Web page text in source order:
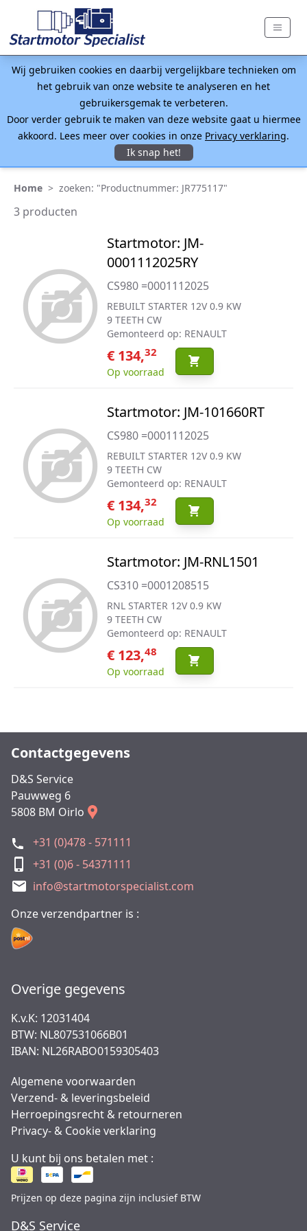
Wij gebruiken cookies en daarbij vergelijkbare technieken om
het gebruik van onze website te analyseren en het
gebruikersgemak te verbeteren.
Door verder gebruik te maken van deze website gaat u hiermee
akkoord. Lees meer over cookies in onze Privacy verklaring.
Ik snap het!
Home > zoeken: "Productnummer: JR775117"
3 producten
Startmotor: JM-
0001112025RY
CS980 =0001112025
REBUILT STARTER 12V 0.9 KW
9 TEETH CW
Gemonteerd op: RENAULT
€ 134,32
Op voorraad
Startmotor: JM-101660RT
CS980 =0001112025
REBUILT STARTER 12V 0.9 KW
9 TEETH CW
Gemonteerd op: RENAULT
€ 134,32
Op voorraad
Startmotor: JM-RNL1501
CS310 =0001208515
RNL STARTER 12V 0.9 KW
9 TEETH CW
Gemonteerd op: RENAULT
€ 123,48
Op voorraad
Contactgegevens
D&S Service
Pauwweg 6
5808 BM Oirlo
+31 (0)478 - 571111
+31 (0)6 - 54371111
info@startmotorspecialist.com
Onze verzendpartner is :
Overige gegevens
K.v.K: 12031404
BTW: NL807531066B01
IBAN: NL26RABO0159305403
Algemene voorwaarden
Verzend- & leveringsbeleid
Herroepingsrecht & retourneren
Privacy- & Cookie verklaring
U kunt bij ons betalen met :
Prijzen op deze pagina zijn inclusief BTW
D&S Service